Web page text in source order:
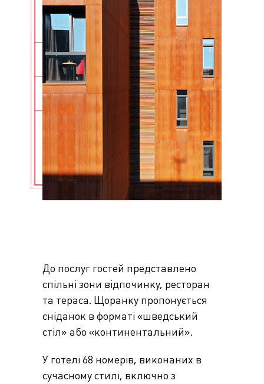
До послуг гостей представлено
спільні зони відпочинку, ресторан
та тераса. Щоранку пропонується
сніданок в форматі «шведський
стіл» або «континентальний».
У готелі 68 номерів, виконаних в
сучасному стилі, включно з